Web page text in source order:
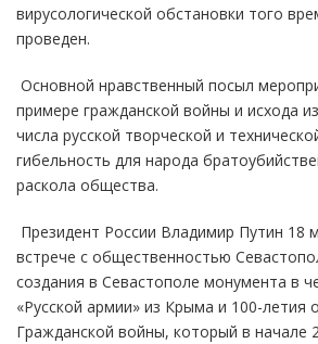
вирусологической обстановки того
проведен.
Основной нравственный посыл
примере гражданской войны и исхода
числа русской творческой и
гибельность для народа
раскола общества.
Президент России Владимир Путин 18
встрече с общественностью
создания в Севастополе монумента в
«Русской армии» из Крыма и 100-летия
Гражданской войны, который в начале